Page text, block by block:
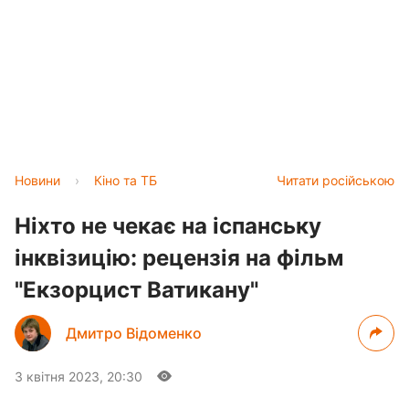
Читати російською
Новини › Кіно та ТБ
Ніхто не чекає на іспанську
інквізицію: рецензія на фільм
"Екзорцист Ватикану"
Дмитро Відоменко
3 квітня 2023, 20:30